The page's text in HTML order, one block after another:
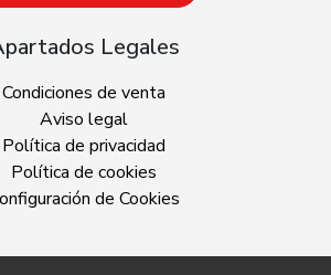
Legales
Condiciones de venta
Aviso legal
Política de privacidad
Política de cookies
de Cookies